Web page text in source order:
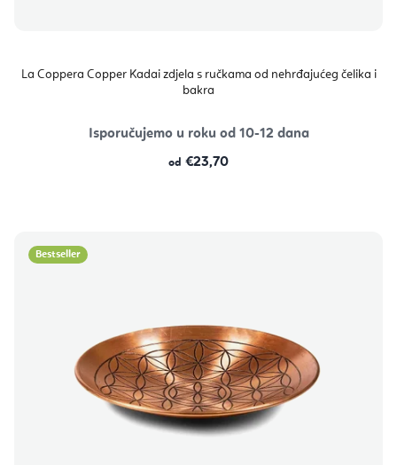
La Coppera Copper Kadai zdjela s ručkama od nehrđajućeg čelika i
bakra
Isporučujemo u roku od 10-12 dana
od €23,70
Bestseller